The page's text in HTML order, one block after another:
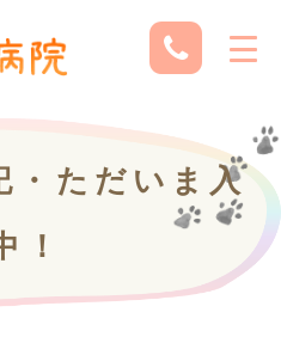
・ただいま入
！